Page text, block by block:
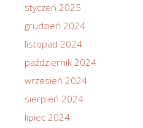
styczeń 2025
grudzień 2024
listopad 2024
październik 2024
wrzesień 2024
sierpień 2024
lipiec 2024